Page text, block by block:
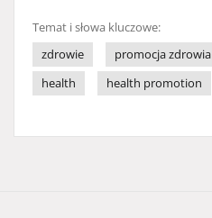
Temat i słowa kluczowe:
zdrowie
promocja zdrowia
health
health promotion